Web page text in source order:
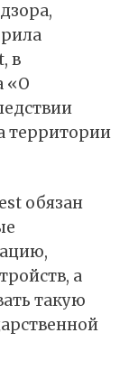
в
«О
территории
обязан
а
такую